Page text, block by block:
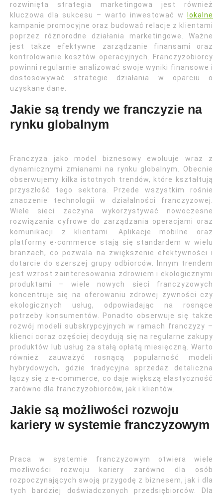
rozwinięta strategia marketingowa jest również
kluczowa dla sukcesu – warto inwestować w
lokalne
kampanie promocyjne oraz budować relacje z klientami
poprzez różnorodne działania marketingowe. Ważne
jest także efektywne zarządzanie finansami oraz
kontrolowanie kosztów operacyjnych. Franczyzobiorcy
powinni regularnie analizować swoje wyniki finansowe i
dostosowywać strategie działania w oparciu o
uzyskane dane.
Jakie są trendy we franczyzie na
rynku globalnym
Franczyza jako model biznesowy ewoluuje wraz z
dynamicznymi zmianami na rynku globalnym. Obecnie
obserwujemy kilka istotnych trendów, które kształtują
przyszłość tego sektora. Przede wszystkim rośnie
znaczenie technologii w działalności franczyzowej.
Wiele sieci zaczyna wykorzystywać nowoczesne
rozwiązania cyfrowe do zarządzania operacjami oraz
komunikacji z klientami. Aplikacje mobilne oraz
platformy e-commerce stają się standardem w wielu
branżach, co pozwala na zwiększenie efektywności i
dotarcie do szerszej grupy odbiorców. Innym trendem
jest wzrost zainteresowania zdrowiem i ekologicznymi
produktami – wiele nowych sieci franczyzowych
koncentruje się na oferowaniu zdrowej żywności czy
ekologicznych usług, odpowiadając na rosnące
potrzeby konsumentów. Ponadto obserwuje się także
rozwój modeli subskrypcyjnych w ramach franczyzy –
klienci coraz częściej decydują się na regularne zakupy
produktów lub usług za stałą opłatą miesięczną. Warto
również zauważyć rosnącą popularność modeli
hybrydowych, gdzie tradycyjna sprzedaż detaliczna
łączy się z e-commerce, co daje większą elastyczność
zarówno dla franczyzobiorców, jak i klientów.
Jakie są możliwości rozwoju
kariery w systemie franczyzowym
Praca w systemie franczyzowym otwiera wiele
możliwości rozwoju kariery zarówno dla osób
rozpoczynających swoją przygodę z biznesem, jak i dla
tych bardziej doświadczonych przedsiębiorców. Dla